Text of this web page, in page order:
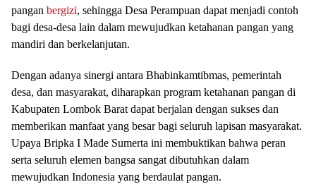
pangan bergizi, sehingga Desa Perampuan dapat menjadi contoh
bagi desa-desa lain dalam mewujudkan ketahanan pangan yang
mandiri dan berkelanjutan.
Dengan adanya sinergi antara Bhabinkamtibmas, pemerintah
desa, dan masyarakat, diharapkan program ketahanan pangan di
Kabupaten Lombok Barat dapat berjalan dengan sukses dan
memberikan manfaat yang besar bagi seluruh lapisan masyarakat.
Upaya Bripka I Made Sumerta ini membuktikan bahwa peran
serta seluruh elemen bangsa sangat dibutuhkan dalam
mewujudkan Indonesia yang berdaulat pangan.